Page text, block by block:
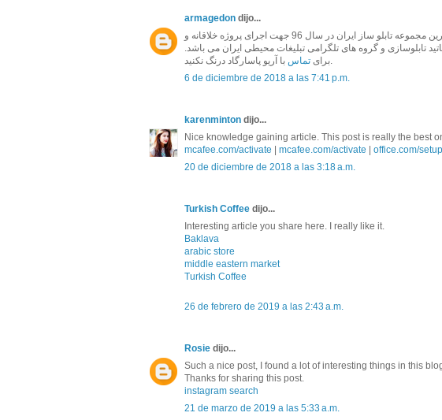
armagedon dijo...
و نمای ساختمان آریو پاسارگاد به عنوان برترین مجموعه تابلو ساز ایران در سال 96 جهت اجرای پروژه خلاقانه و
تابلوسازی و گروه های تلگرامی تبلیغات محیطی ایران می باشد.
برای تماس
با آریو پاسارگاد درنگ نکنید.
6 de diciembre de 2018 a las 7:41 p.m.
karenminton dijo...
Nice knowledge gaining article. This post is really the best
mcafee.com/activate
mcafee.com/activate
office.com/setup
20 de diciembre de 2018 a las 3:18 a.m.
Turkish Coffee dijo...
Interesting article you share here. I really like it.
Baklava
arabic store
middle eastern market
Turkish Coffee
26 de febrero de 2019 a las 2:43 a.m.
Rosie dijo...
Such a nice post, I found a lot of interesting things in this
Thanks for sharing this post.
instagram search
21 de marzo de 2019 a las 5:33 a.m.